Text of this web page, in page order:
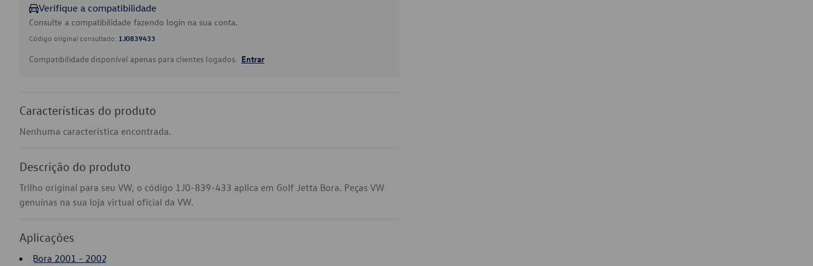
Verifique a compatibilidade
Consulte a compatibilidade fazendo login na sua conta.
Código original consultado: 1J0839433
Compatibilidade disponível apenas para clientes logados. Entrar
Características do produto
Nenhuma característica encontrada.
Descrição do produto
Trilho original para seu VW, o código 1J0-839-433 aplica em Golf Jetta Bora. Peças VW
genuínas na sua loja virtual oficial da VW.
Aplicações
Bora 2001 - 2002